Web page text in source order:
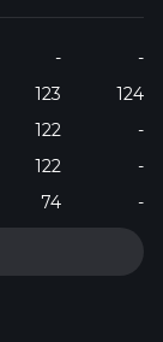
-
-
123
124
122
-
122
-
74 -